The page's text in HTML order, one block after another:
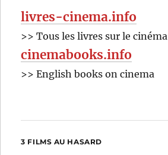
livres-cinema.info
>> Tous les livres sur le cinéma
cinemabooks.info
>> English books on cinema
3 FILMS AU HASARD